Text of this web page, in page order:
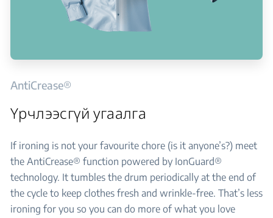
AntiCrease®
Үрчлээсгүй угаалга
If ironing is not your favourite chore (is it anyone’s?) meet
the AntiCrease® function powered by IonGuard®
technology. It tumbles the drum periodically at the end of
the cycle to keep clothes fresh and wrinkle-free. That’s less
ironing for you so you can do more of what you love